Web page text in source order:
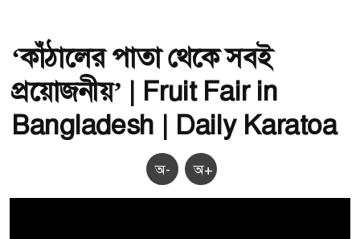
‘কাঁঠালের পাতা থেকে সবই
প্রয়োজনীয়’ | Fruit Fair in
Bangladesh | Daily Karatoa
অ- অ+